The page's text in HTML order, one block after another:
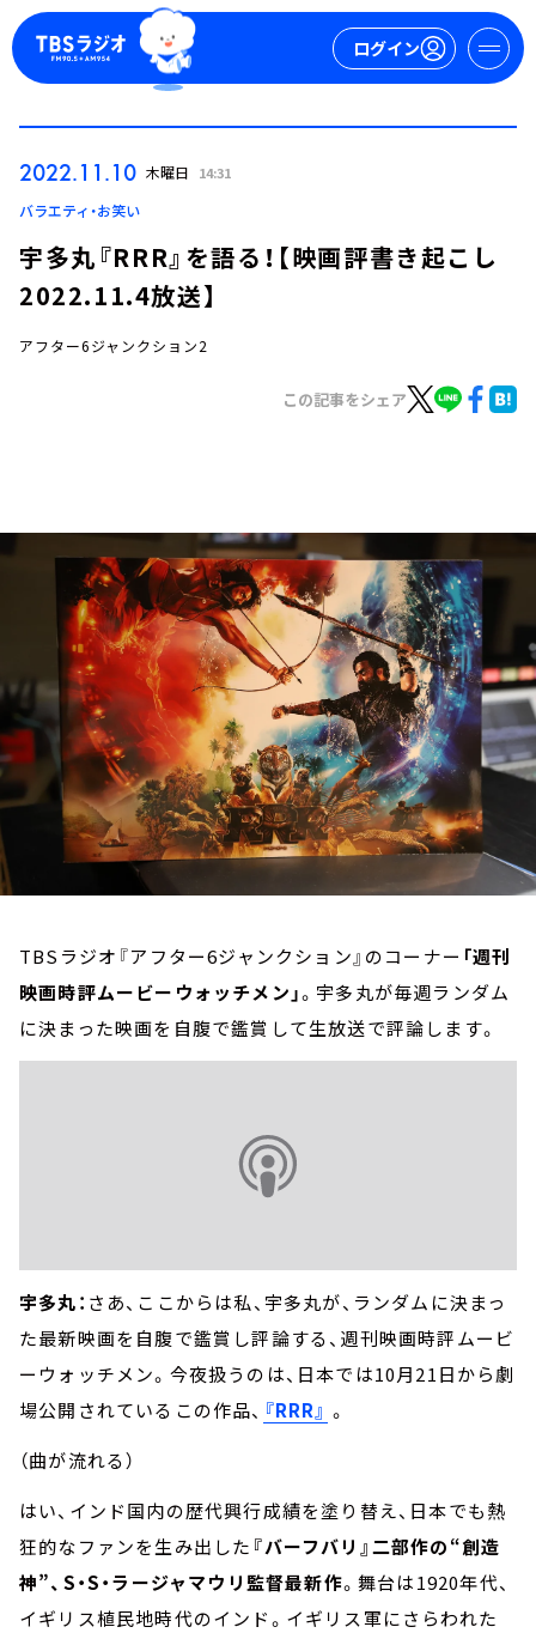
ログイン
ログイン
お知らせ
イベント・グッズ
YouTube
会社情報
2022.11.10 木曜日 14:31
バラエティ・お笑い
宇多丸『RRR』を語る！【映画評書き起こし
2022.11.4放送】
アフター6ジャンクション2
この記事をシェア
TBSラジオ『アフター6ジャンクション』のコーナー 「週刊
映画時評ムービーウォッチメン」。宇多丸が毎週ランダム
に決まった映画を自腹で鑑賞して生放送で評論します。
宇多丸： さあ、ここからは私、宇多丸が、ランダムに決まっ
た最新映画を自腹で鑑賞し評論する、週刊映画時評ムービ
ーウォッチメン。今夜扱うのは、日本では10月21日から劇
場公開されているこの作品、 『RRR』 。
（曲が流れる）
はい、インド国内の歴代興行成績を塗り替え、日本でも熱
狂的なファンを生み出した 『バーフバリ』二部作の“創造
神”、S・S・ラージャマウリ監督最新作。舞台は1920年代、
イギリス植民地時代のインド。イギリス軍にさらわれた